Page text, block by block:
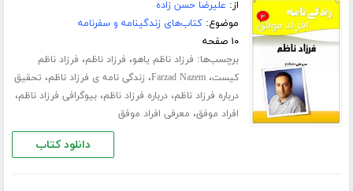
از: علیرضا حسن‌ زاده
موضوع:کتاب‌های زندگینامه و سفرنامه
۱۰ صفحه
برچسب‌ها: فرزاد ناظم یاهو، فرزاد ناظم، فرزاد ناظم
کیست،Farzad Nazem، زندگی نامه ی فرزاد ناظم، تحقیق
درباره فرزاد ناظم،درباره فرزاد ناظم،بیوگرافی فرزاد ناظم،
افراد موفق، معرفی افراد موفق
دانلود کتاب